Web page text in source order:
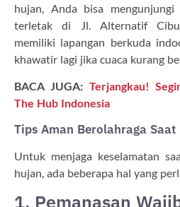
hujan, Anda bisa
terletak di Jl. Alternatif
memiliki lapangan berkuda
khawatir lagi jika cuaca kurang
BACA JUGA: Terjangkau!
The Hub Indonesia
Tips Aman Berolahraga Saat
Untuk menjaga keselamatan
hujan, ada beberapa hal yang
1. Pemanasan